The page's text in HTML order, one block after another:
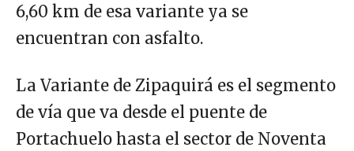
6,60 km de esa variante ya se
encuentran con asfalto.
La Variante de Zipaquirá es el segmento
de vía que va desde el puente de
Portachuelo hasta el sector de Noventa